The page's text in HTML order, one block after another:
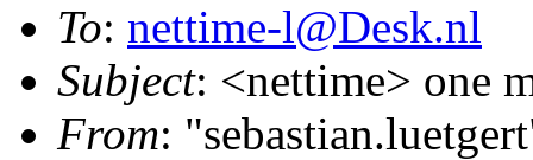
To: nettime-l@Desk.nl
Subject: <nettime> one
From: